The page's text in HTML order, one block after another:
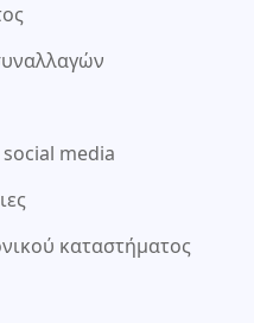
social media
καταστήματος